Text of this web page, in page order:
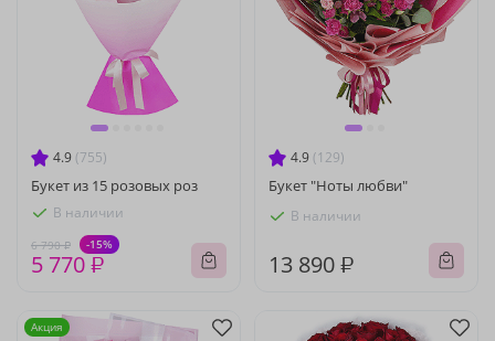
4.9 (755)
Букет из 15 розовых роз
В наличии
6 790 ₽ -15%
5 770 ₽
4.9 (129)
Букет "Ноты любви"
В наличии
13 890 ₽
Акция